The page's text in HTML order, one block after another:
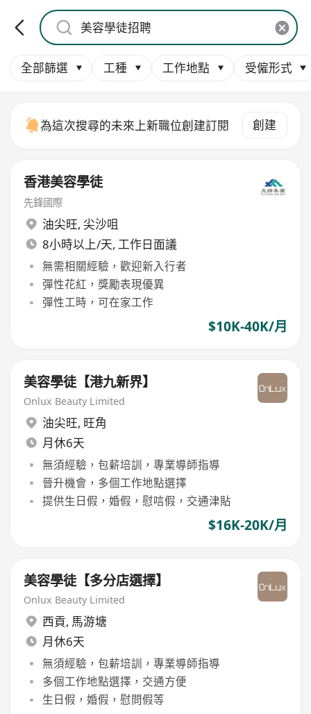
全部篩選 工種 工作地點 受僱形式
為這次搜尋的未來上新職位創建訂閱 創建
香港美容學徒
先鋒國際
油尖旺, 尖沙咀
8小時以上/天, 工作日面議
無需相關經驗，歡迎新入行者
彈性花紅，獎勵表現優異
彈性工時，可在家工作
$10K-40K/月
美容學徒【港九新界】
Onlux Beauty Limited
油尖旺, 旺角
月休6天
無須經驗，包薪培訓，專業導師指導
晉升機會，多個工作地點選擇
提供生日假，婚假，慰唁假，交通津貼
$16K-20K/月
美容學徒【多分店選擇】
Onlux Beauty Limited
西貢, 馬游塘
月休6天
無須經驗，包薪培訓，專業導師指導
多個工作地點選擇，交通方便
生日假，婚假，慰問假等